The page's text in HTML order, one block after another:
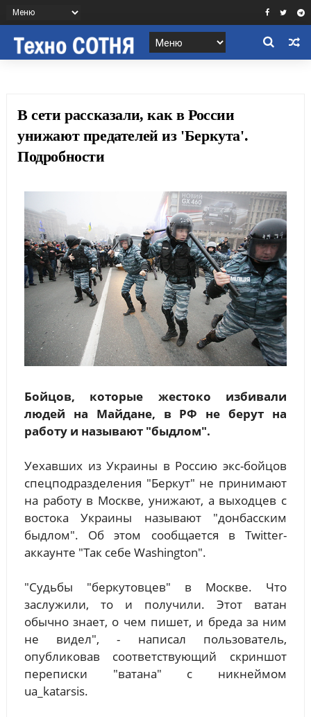
В сети рассказали, как в России
унижают предателей из 'Беркута'.
Подробности
Бойцов, которые жестоко избивали
людей на Майдане, в РФ не берут на
работу и называют "быдлом".
Уехавших из Украины в Россию экс-бойцов
спецподразделения "Беркут" не принимают
на работу в Москве, унижают, а выходцев с
востока Украины называют "донбасским
быдлом". Об этом сообщается в Twitter-
аккаунте "Так себе Washington".
"Судьбы "беркутовцев" в Москве. Что
заслужили, то и получили. Этот ватан
обычно знает, о чем пишет, и бреда за ним
не видел", - написал пользователь,
опубликовав соответствующий скриншот
переписки "ватана" с никнеймом
ua_katarsis.